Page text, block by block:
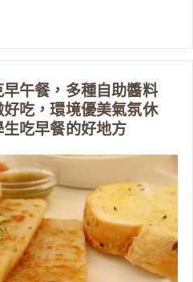
午餐，多種自助醬料
吃，環境優美氣氛休
吃早餐的好地方